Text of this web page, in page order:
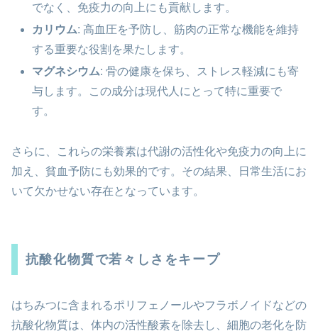
でなく、免疫力の向上にも貢献します。
カリウム: 高血圧を予防し、筋肉の正常な機能を維持
する重要な役割を果たします。
マグネシウム: 骨の健康を保ち、ストレス軽減にも寄
与します。この成分は現代人にとって特に重要で
す。
さらに、これらの栄養素は代謝の活性化や免疫力の向上に
加え、貧血予防にも効果的です。その結果、日常生活にお
いて欠かせない存在となっています。
抗酸化物質で若々しさをキープ
はちみつに含まれるポリフェノールやフラボノイドなどの
抗酸化物質は、体内の活性酸素を除去し、細胞の老化を防